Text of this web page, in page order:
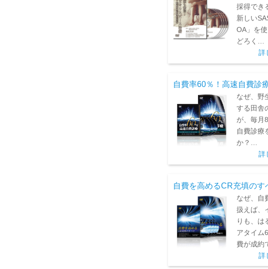
採得でき
新しい
OA」を
どろく…
詳
自費率60％！高速自費診
なぜ、野
する田舎
が、毎月
自費診療
か？…
詳
自費を高めるCR充填の
なぜ、自
扱えば、
りも、は
アタイム
費が成約
詳